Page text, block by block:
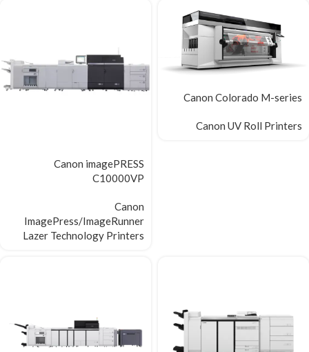
Canon Colorado M-series
Canon UV Roll Printers
Canon imagePRESS
C10000VP
Canon
ImagePress/ImageRunner
Lazer Technology Printers